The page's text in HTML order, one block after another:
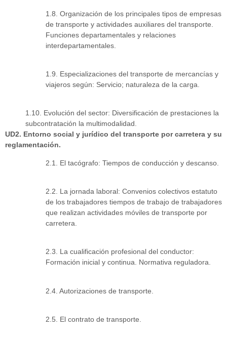
1.8. Organización de los principales tipos de empresas
de transporte y actividades auxiliares del transporte.
Funciones departamentales y relaciones
interdepartamentales.
1.9. Especializaciones del transporte de mercancías y
viajeros según: Servicio; naturaleza de la carga.
1.10. Evolución del sector: Diversificación de prestaciones la
subcontratación la multimodalidad.
UD2. Entorno social y jurídico del transporte por carretera y su
reglamentación.
2.1. El tacógrafo: Tiempos de conducción y descanso.
2.2. La jornada laboral: Convenios colectivos estatuto
de los trabajadores tiempos de trabajo de trabajadores
que realizan actividades móviles de transporte por
carretera.
2.3. La cualificación profesional del conductor:
Formación inicial y continua. Normativa reguladora.
2.4. Autorizaciones de transporte.
2.5. El contrato de transporte.